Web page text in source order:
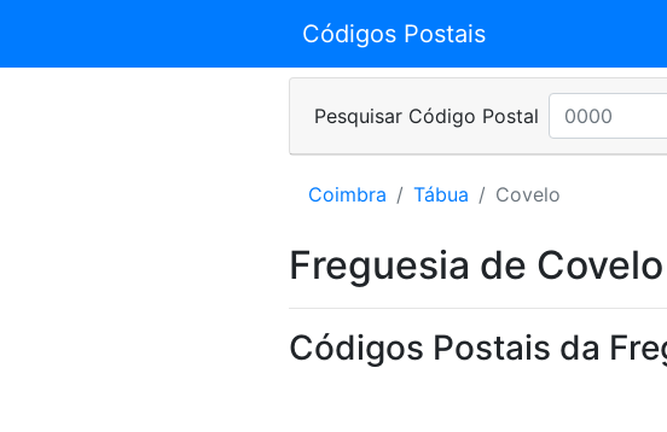
Códigos Postais
Pesquisar Código Postal
Coimbra Tábua Covelo
Freguesia de Covelo
Códigos Postais da